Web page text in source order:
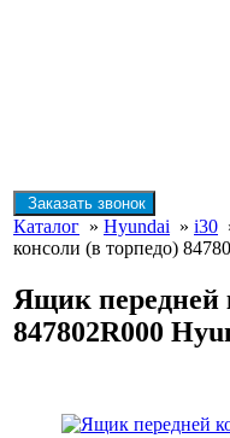
Заказать звонок
Каталог » Hyundai » i30
консоли (в торпедо)
Ящик передней
847802R000